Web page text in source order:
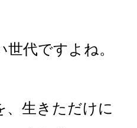
代ですよね。
、生きただけに